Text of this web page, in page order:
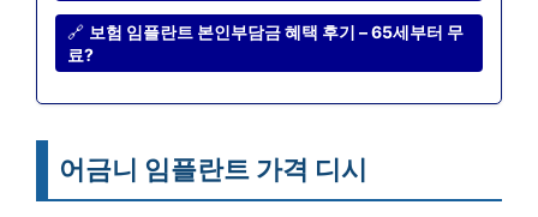
🔗 보험 임플란트 본인부담금 혜택 후기 – 65세부터 무
료?
어금니 임플란트 가격 디시